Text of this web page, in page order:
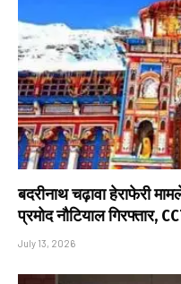
बदरीनाथ चढ़ावा हेराफेरी
प्रमोद नौटियाल
July 13, 2026